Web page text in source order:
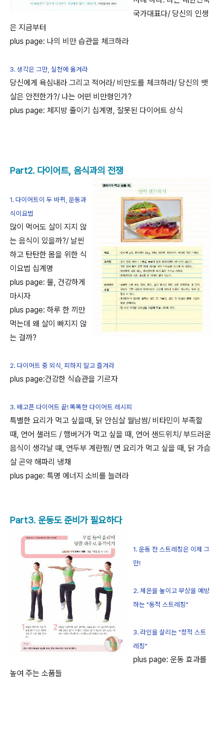
국가대표다/ 당신의 인생
은 지금부터
plus page: 나의 비만 습관을 체크하라
3. 생각은 그만, 실천에 옮겨라
당신에게 욕심내라 그리고 적어라/ 비만도를 체크하라/ 당신의 뱃
살은 안전한가?/ 나는 어떤 비만형인가?
plus page: 체지방 줄이기 십계명, 잘못된 다이어트 상식
Part2. 다이어트, 음식과의 전쟁
1. 다이어트이 두 바뀌, 운동과
식이요법
많이 먹어도 살이 지지 않
는 음식이 있을까?/ 날씬
하고 탄탄한 몸을 위한 식
이요법 십계명
plus page: 물, 건강하게
마시자
plus page: 하루 한 끼만
먹는데 왜 살이 빠지지 않
는 걸까?
2. 다이어트 중 외식, 피하지 말고 즐겨라
plus page:건강한 식습관을 기르자
3. 배고픈 다이어트 끝! 똑똑한 다이어트 레시피
특별한 요리가 먹고 싶을때, 닭 안심살 월남쌈/ 비타민이 부족할
때, 연어 샐러드 / 햄버거가 먹고 싶을 때, 연어 샌드위치/ 부드러운
음식이 생각날 떄, 연두부 계란찜/ 면 요리가 먹고 싶을 때, 닭 가슴
살 곤약 해파리 냉채
plus page: 특명 에너지 소비를 늘려라
Part3. 운동도 준비가 필요하다
1. 운동 전 스트레칭은 이제 그
만!
2. 체온을 높이고 부상을 예방
하는 "동적 스트레칭"
3. 라인을 살리는 "정적 스트
레칭"
plus page: 운동 효과를
높여 주는 소품들